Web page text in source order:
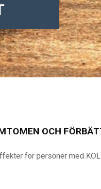
OCH
för personer med